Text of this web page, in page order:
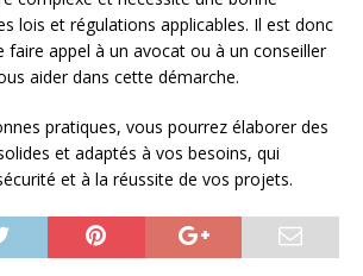
lois et régulations applicables. Il est donc
faire appel à un avocat ou à un conseiller
aider dans cette démarche.
pratiques, vous pourrez élaborer des
et adaptés à vos besoins, qui
et à la réussite de vos projets.